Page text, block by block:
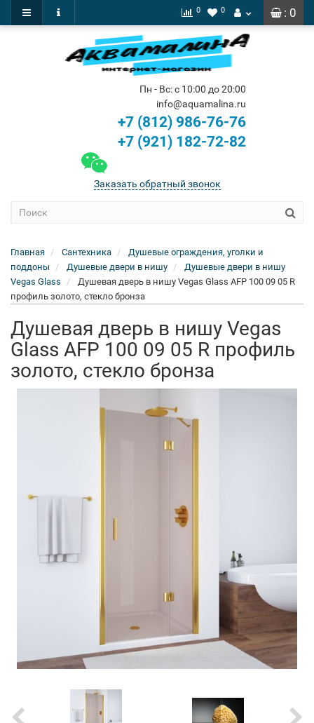
: 0
0 0
Пн - Вс: с 10:00 до 20:00
info@aquamalina.ru
+7 (812) 986-76-76
+7 (921) 182-72-82
Заказать обратный звонок
Главная Сантехника
Душевые ограждения, уголки и
поддоны
Душевые двери в нишу
Душевые двери в нишу
Vegas Glass
Душевая дверь в нишу Vegas Glass AFP 100 09 05 R
профиль золото, стекло бронза
Душевая дверь в нишу Vegas
Glass AFP 100 09 05 R профиль
золото, стекло бронза